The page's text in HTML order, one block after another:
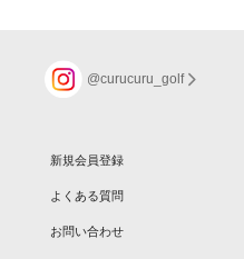
@curucuru_golf
新規会員登録
よくある質問
お問い合わせ